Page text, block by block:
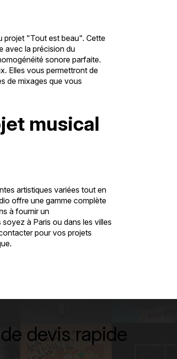
projet "Tout est beau". Cette
avec la précision du
sonore parfaite.
Elles vous permettront de
de mixages que vous
musical
artistiques variées tout en
offre une gamme complète
à fournir un
à Paris ou dans les villes
pour vos projets
devis rapide